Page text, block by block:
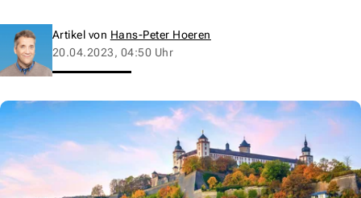
Artikel von Hans-Peter Hoeren
20.04.2023, 04:50 Uhr